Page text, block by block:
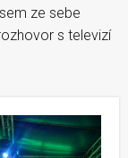
ze sebe
s televizí